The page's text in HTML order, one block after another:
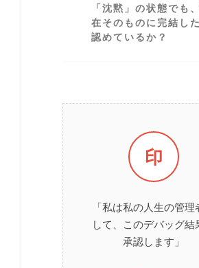
「沈黙」の状態でも
在そのものに完結し
認めているか？
印
「私は私の人生の管理
して、このデバッグ結
承認します」